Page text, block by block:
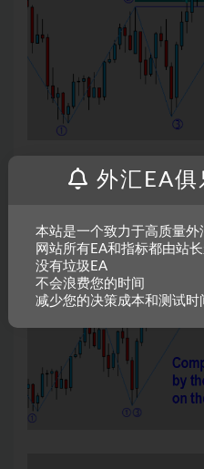
外汇EA俱
本站是一个致力于高质量外
网站所有EA和指标都由站
没有垃圾EA
不会浪费您的时间
减少您的决策成本和测试时